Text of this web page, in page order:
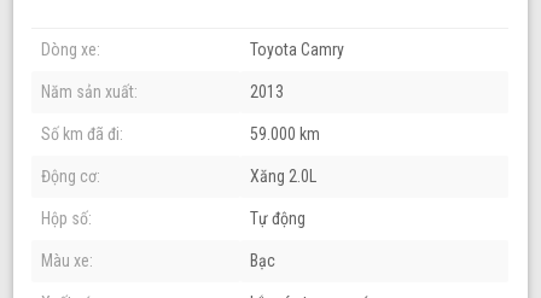
Dòng xe: Toyota Camry
Năm sản xuất: 2013
Số km đã đi: 59.000 km
Động cơ: Xăng 2.0L
Hộp số: Tự động
Màu xe: Bạc